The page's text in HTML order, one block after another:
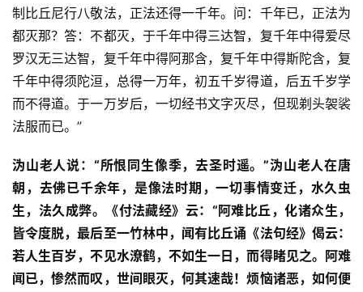
制比丘尼行八敬法，正法还得一千年。问：千年已，正法为
都灭那？答：不都灭，于千年中得三达智，复千年中得爱尽
罗汉无三达智，复千年中得阿那含，复千年中得斯陀含，复
千年中得须陀洹，总得一万年，初五千岁得道，后五千岁学
而不得道。于一万岁后，一切经书文字灭尽，但现剃头袈裟
法服而已。”
沩山老人说：“所恨同生像季，去圣时遥。”沩山老人在唐
朝，去佛已千余年，是像法时期，一切事情变迁，水久虫
生，法久成弊。《付法藏经》云： “阿难比丘，化诸众生，
皆令度脱，最后至一竹林中，闻有比丘诵《法句经》偈云：
若人生百岁，不见水潦鹤，不如生一日，而得睹见之。阿难
闻已，惨然而叹，世间眼灭，何其速哉！烦恼诸恶，如何便